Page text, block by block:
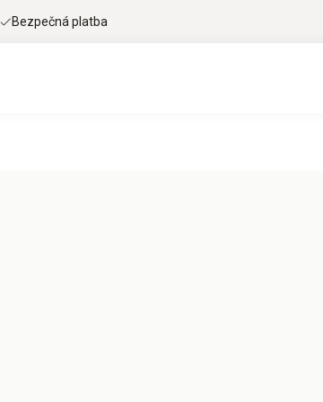
Bezpečná platba